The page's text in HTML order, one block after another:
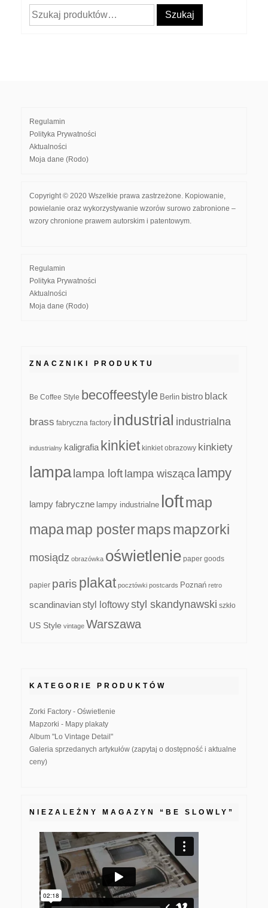
Szukaj: Szukaj
Regulamin
Polityka Prywatności
Aktualności
Moja dane (Rodo)
Copyright © 2020 Wszelkie prawa zastrzeżone. Kopiowanie,
powielanie oraz wykorzystywanie wzorów surowo zabronione –
wzory chronione prawem autorskim i patentowym.
Regulamin
Polityka Prywatności
Aktualności
Moja dane (Rodo)
ZNACZNIKI PRODUKTU
Be Coffee Style becoffeestyle Berlin bistro black
brass fabryczna factory industrial industrialna
industrialny kaligrafia kinkiet kinkiet obrazowy kinkiety
lampa lampa loft lampa wisząca lampy
lampy fabryczne lampy industrialne loftmap
mapamap postermapsmapzorki
mosiądz obrazówka oświetlenie paper goods
papier paris plakat pocztówki postcards Poznań retro
scandinavianstyl loftowystyl skandynawski szkło
US Style vintage Warszawa
KATEGORIE PRODUKTÓW
Zorki Factory - Oświetlenie
Mapzorki - Mapy plakaty
Album "Lo Vintage Detail"
Galeria sprzedanych artykułów (zapytaj o dostępność i aktualne
ceny)
NIEZALEŻNY MAGAZYN “BE SLOWLY”